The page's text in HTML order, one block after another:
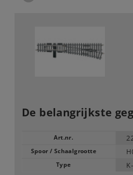
De belangrijkste
Art.nr.
Spoor / Schaalgrootte
Type